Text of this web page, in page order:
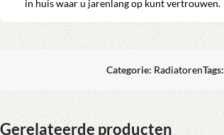
in huis waar u jarenlang op kunt vertrouwen.
Categorie: RadiatorenTags:
Gerelateerde producten